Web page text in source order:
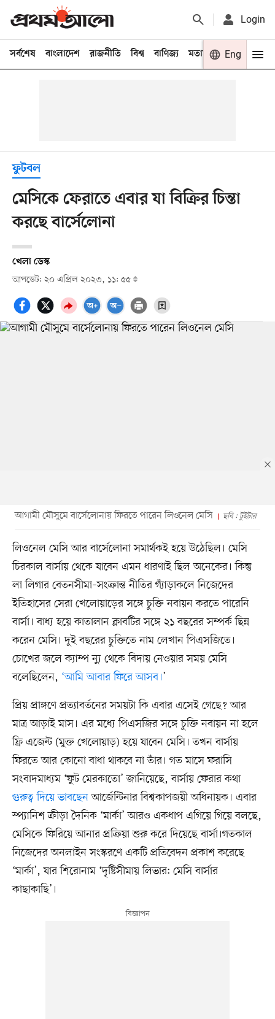
Login
সর্বশেষ বাংলাদেশ রাজনীতি বিশ্ব বাণিজ্য মতামত খেলা
Eng
ফুটবল
মেসিকে ফেরাতে এবার যা বিক্রির চিন্তা
করছে বার্সেলোনা
খেলা ডেস্ক
আপডেট: ২০ এপ্রিল ২০২৩, ১১: ৫৫
আগামী মৌসুমে বার্সেলোনায় ফিরতে পারেন লিওনেল মেসি ছবি : টুইটার
লিওনেল মেসি আর বার্সেলোনা সমার্থকই হয়ে উঠেছিল। মেসি
চিরকাল বার্সায় থেকে যাবেন এমন ধারণাই ছিল অনেকের। কিন্তু
লা লিগার বেতনসীমা–সংক্রান্ত নীতির গ্যাঁড়াকলে নিজেদের
ইতিহাসের সেরা খেলোয়াড়ের সঙ্গে চুক্তি নবায়ন করতে পারেনি
বার্সা। বাধ্য হয়ে কাতালান ক্লাবটির সঙ্গে ২১ বছরের সম্পর্ক ছিন্ন
করেন মেসি। দুই বছরের চুক্তিতে নাম লেখান পিএসজিতে।
চোখের জলে ক্যাম্প ন্যু থেকে বিদায় নেওয়ার সময় মেসি
বলেছিলেন, ‘আমি আবার ফিরে আসব।’
প্রিয় প্রাঙ্গণে প্রত্যাবর্তনের সময়টা কি এবার এসেই গেছে? আর
মাত্র আড়াই মাস। এর মধ্যে পিএসজির সঙ্গে চুক্তি নবায়ন না হলে
ফ্রি এজেন্ট (মুক্ত খেলোয়াড়) হয়ে যাবেন মেসি। তখন বার্সায়
ফিরতে আর কোনো বাধা থাকবে না তাঁর। গত মাসে ফরাসি
সংবাদমাধ্যম ‘ফুট মেরকাতো’ জানিয়েছে, বার্সায় ফেরার কথা
গুরুত্ব দিয়ে ভাবছেনআর্জেন্টিনার বিশ্বকাপজয়ী অধিনায়ক। এবার
স্প্যানিশ ক্রীড়া দৈনিক ‘মার্কা’ আরও একধাপ এগিয়ে গিয়ে বলছে,
মেসিকে ফিরিয়ে আনার প্রক্রিয়া শুরু করে দিয়েছে বার্সা।গতকাল
নিজেদের অনলাইন সংস্করণে একটি প্রতিবেদন প্রকাশ করেছে
‘মার্কা’, যার শিরোনাম ‘দৃষ্টিসীমায় লিভার: মেসি বার্সার
কাছাকাছি’।